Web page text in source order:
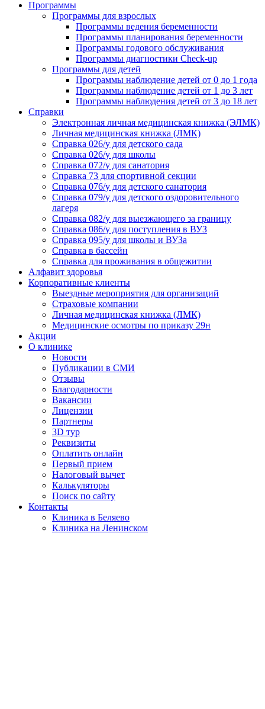
Программы
Программы для взрослых
Программы ведения беременности
Программы планирования беременности
Программы годового обслуживания
Программы диагностики Check-up
Программы для детей
Программы наблюдение детей от 0 до 1 года
Программы наблюдение детей от 1 до 3 лет
Программы наблюдения детей от 3 до 18 лет
Справки
Электронная личная медицинская книжка (ЭЛМК)
Личная медицинская книжка (ЛМК)
Справка 026/у для детского сада
Справка 026/у для школы
Справка 072/у для санатория
Справка 73 для спортивной секции
Справка 076/у для детского санатория
Справка 079/у для детского оздоровительного
лагеря
Справка 082/у для выезжающего за границу
Справка 086/у для поступления в ВУЗ
Справка 095/у для школы и ВУЗа
Справка в бассейн
Справка для проживания в общежитии
Алфавит здоровья
Корпоративные клиенты
Выездные мероприятия для организаций
Страховые компании
Личная медицинская книжка (ЛМК)
Медицинские осмотры по приказу 29н
Акции
О клинике
Новости
Публикации в СМИ
Отзывы
Благодарности
Вакансии
Лицензии
Партнеры
3D тур
Реквизиты
Оплатить онлайн
Первый прием
Налоговый вычет
Калькуляторы
Поиск по сайту
Контакты
Клиника в Беляево
Клиника на Ленинском